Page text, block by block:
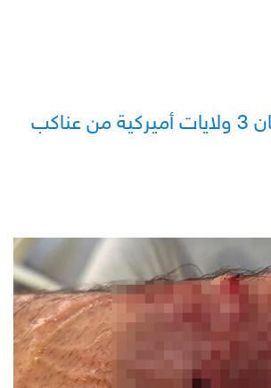
تحذير سكان 3 ولايات أميركية من عناكب